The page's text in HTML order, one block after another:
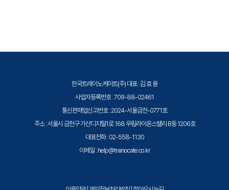
3일차
엑사데이터 Disk 구성 실습
Cell Disk 구성
Grid disk 구성
Diskgroup 구성
엑사데이타 스토리지 서버 구성
Dcli 사용법
한국트레이노케이트(주) 대표 : 김 효 용
사업자등록번호 : 709-88-02461
통신판매업신고번호 : 2024-서울금천-0771호
주소 : 서울시 금천구 가산디지털1로 168 우림라이온스밸리 B동 1206호
대표전화 : 02-558-1130
이메일 : help@trainocate.co.kr